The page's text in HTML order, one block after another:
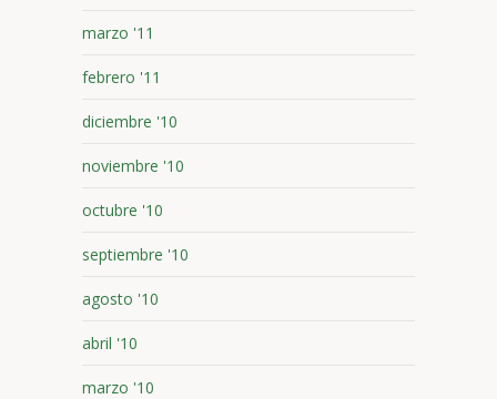
marzo '11
febrero '11
diciembre '10
noviembre '10
octubre '10
septiembre '10
agosto '10
abril '10
marzo '10